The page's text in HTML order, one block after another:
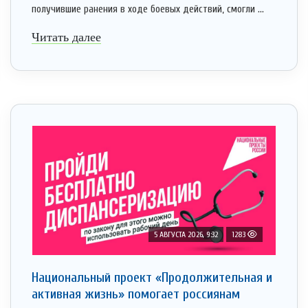
получившие ранения в ходе боевых действий, смогли ...
Читать далее
5 АВГУСТА 2026, 9:32 1283
Национальный проект «Продолжительная и
активная жизнь» помогает россиянам